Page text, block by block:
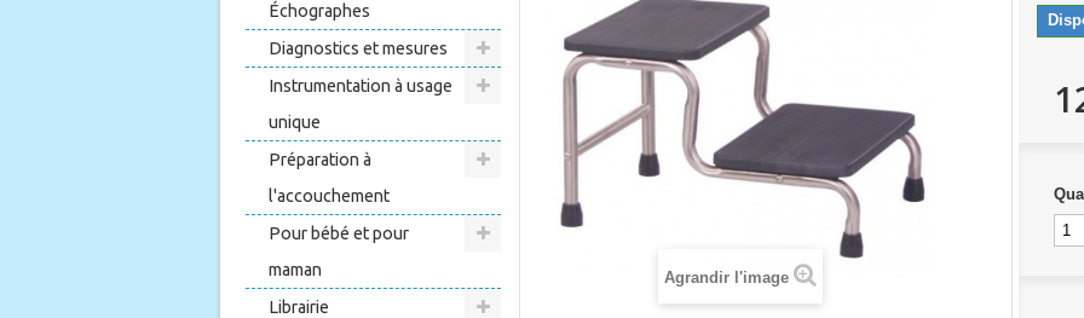
Échographes
Diagnostics et mesures
Instrumentation à usage
unique
Préparation à
l'accouchement
Pour bébé et pour
maman
Librairie
Agrandir l'image